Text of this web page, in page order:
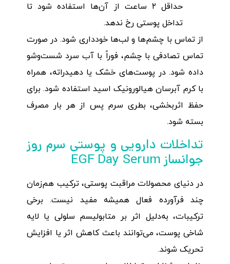
حداقل ۲ ساعت از آن‌ها استفاده شود تا
تداخل پوستی رخ ندهد.
از تماس با چشم‌ها و لب‌ها خودداری شود. در صورت
تماس تصادفی با چشم، فوراً با آب سرد شست‌وشو
داده شود. در پوست‌های خشک یا دهیدراته، همراه
با کرم آبرسان هیالورونیک اسید استفاده شود. برای
حفظ اثربخشی، بطری سرم پس از هر بار مصرف
بسته شود.
تداخلات دارویی و پوستی سرم روز
جوانساز EGF Day Serum
در دنیای محصولات مراقبت پوستی، ترکیب هم‌زمان
چند فرآورده فعال همیشه مفید نیست. برخی
ترکیبات، به‌دلیل اثر بر متابولیسم سلولی یا لایه
شاخی پوست، می‌توانند باعث کاهش اثر یا افزایش
تحریک شوند.